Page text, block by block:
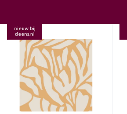
nieuw bij
deens.nl